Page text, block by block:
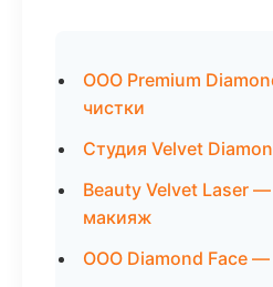
ООО Premium
чистки
Студия Velvet
Beauty Velvet Laser
макияж
ООО Diamond Face —